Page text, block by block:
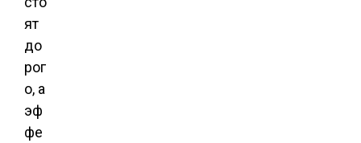
ят
до
рог
о, а
эф
фе